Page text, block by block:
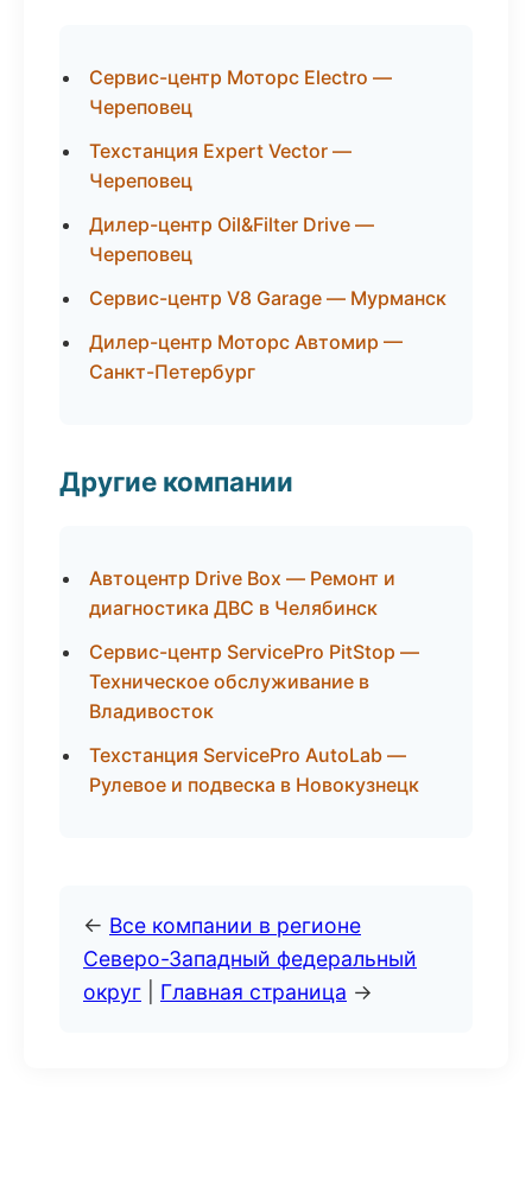
Сервис-центр Моторс Electro —
Череповец
Техстанция Expert Vector —
Череповец
Дилер-центр Oil&Filter Drive —
Череповец
Сервис-центр V8 Garage — Мурманск
Дилер-центр Моторс Автомир —
Санкт-Петербург
Другие компании
Автоцентр Drive Box — Ремонт и
диагностика ДВС в Челябинск
Сервис-центр ServicePro PitStop —
Техническое обслуживание в
Владивосток
Техстанция ServicePro AutoLab —
Рулевое и подвеска в Новокузнецк
← Все компании в регионе
Северо-Западный федеральный
округ
Главная страница →